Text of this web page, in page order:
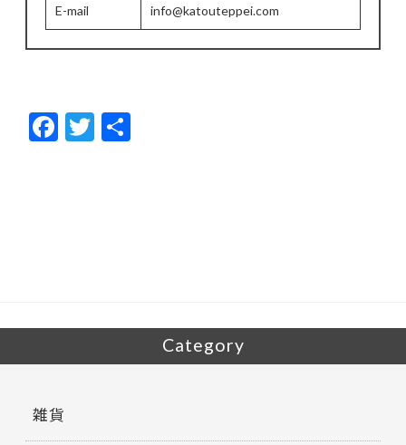
E-mail info@katouteppei.com
F
ac
T
w
Category
雑貨